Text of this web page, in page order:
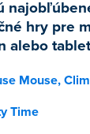
hry pre
alebo
Mouse,
Time